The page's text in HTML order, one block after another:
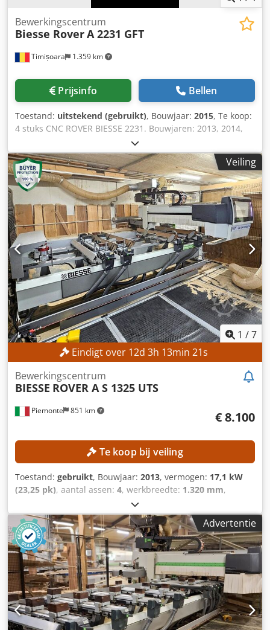
Timișoara 1.359 km
Bewerkingscentrum
Biesse RoverA 2231 GFT
Prijsinfo Bellen
Toestand: uitstekend (gebruikt), Bouwjaar: 2015, Te koop:
4 stuks CNC ROVER BIESSE 2231. Bouwjaren: 2013, 2014,
2015, 2016. In zeer goede staat. Credjx Tbk Ropfx Aamof
Veiling
1 /7
Eindigt over 12d 3h 13min 19s
Piemonte 851 km
Bewerkingscentrum
BIESSE ROVER A S 1325 UTS
€ 8.100
Te koop bij veiling
Toestand: gebruikt, Bouwjaar: 2013, vermogen: 17,1 kW
(23,25 pk), aantal assen: 4, werkbreedte: 1.320 mm,
freesaspindelsnelheid (max.):24.000 rpm
lengte:2.500 mm, TECHNISCHE GEGEVENS Werkbereik X-
as: 2.500 mm Werkbereik Y-as: 1.320 mm Verplaatsing Y-
as: 1.900 mm Maximale plaatgeometrie: 170 mm
Werktabel: console- en geleiderailtabel Aantal bestuurde
assen: 4 Verplaatsingssnelheid X-as: 80 m/min
Verplaatsingssnelheid Y-as: 80 m/min
Verplaatsingssnelheid Z-as: 20 m/min Booreenheid Aantal
booreenheden: 1 Positie van de booreenheid: boven
Verticale boorspindels: 10 Horizontale boorspindels, X-
Advertentie